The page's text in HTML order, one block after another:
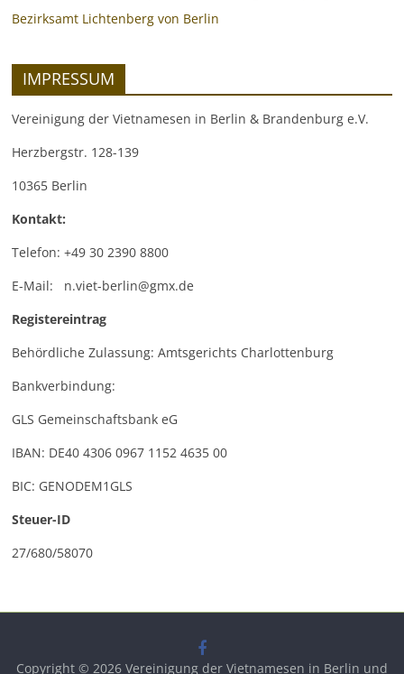
Bezirksamt Lichtenberg von Berlin
IMPRESSUM
Vereinigung der Vietnamesen in Berlin & Brandenburg e.V.
Herzbergstr. 128-139
10365 Berlin
Kontakt:
Telefon: +49 30 2390 8800
E-Mail: n.viet-berlin@gmx.de
Registereintrag
Behördliche Zulassung: Amtsgerichts Charlottenburg
Bankverbindung:
GLS Gemeinschaftsbank eG
IBAN: DE40 4306 0967 1152 4635 00
BIC: GENODEM1GLS
Steuer-ID
27/680/58070
Copyright © 2026 Vereinigung der Vietnamesen in Berlin und